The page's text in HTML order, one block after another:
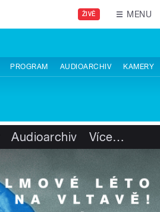
ŽIVĚ MENU
PROGRAM AUDIOARCHIV KAMERY
Audioarchiv Více…